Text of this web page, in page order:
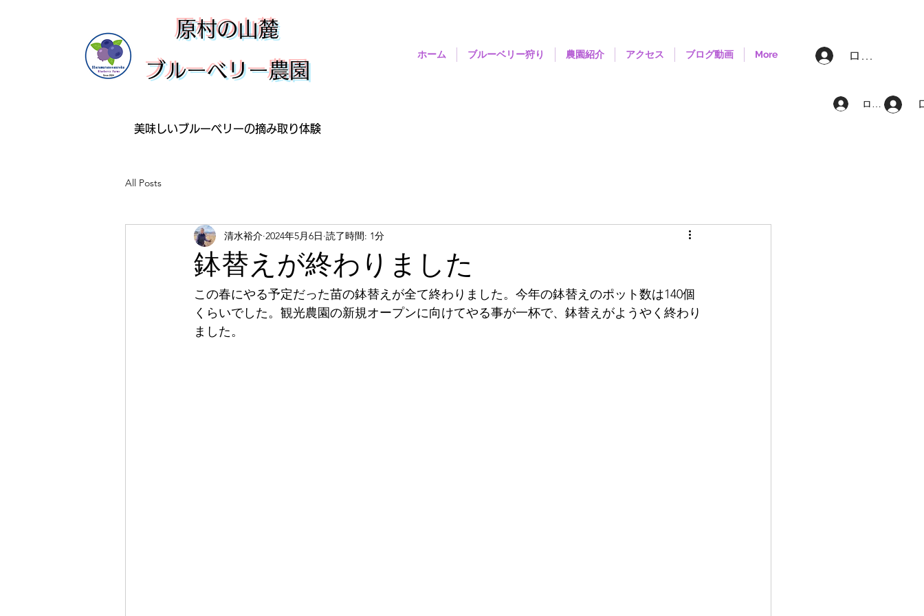
ホーム ブルーベリー狩り 農園紹介 アクセス ブログ動画 More ログイン
​原村の山麓
ブルーベリー農園
美味しいブルーベリーの摘み取り体験
All Posts
鉢替えが終わりました
清水裕介 2024年5月6日 読了時間: 1分
この春にやる予定だった苗の鉢替えが全て終わりました。今年の鉢替えのポット数は140個
くらいでした。観光農園の新規オープンに向けてやる事が一杯で、鉢替えがようやく終わり
ました。
ログイン